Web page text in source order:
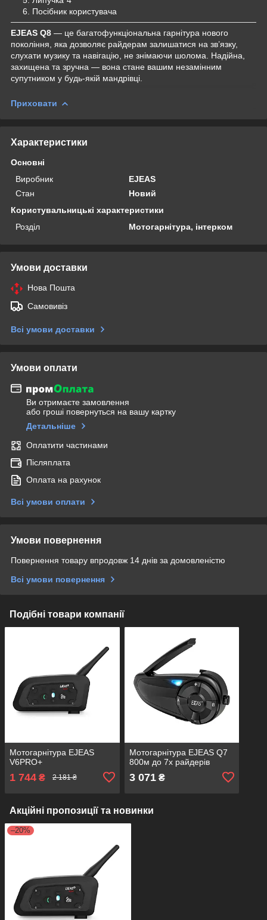
6. Посібник користувача
EJEAS Q8 — це багатофункціональна гарнітура нового
покоління, яка дозволяє райдерам залишатися на зв’язку,
слухати музику та навігацію, не знімаючи шолома. Надійна,
захищена та зручна — вона стане вашим незамінним
супутником у будь-якій мандрівці.
Приховати
Характеристики
Основні
Виробник
EJEAS
Стан
Новий
Користувальницькі характеристики
Розділ
Мотогарнітура, інтерком
Умови доставки
Нова Пошта
Самовивіз
Всі умови доставки
Умови оплати
Ви отримаєте замовлення
або гроші повернуться на вашу картку
Детальніше
Оплатити частинами
Післяплата
Оплата на рахунок
Всі умови оплати
Умови повернення
Повернення товару впродовж 14 днів за домовленістю
Всі умови повернення
Подібні товари компанії
Мотогарнітура EJEAS
V6PRO+
1 744 ₴ 2 181 ₴
Мотогарнітура EJEAS Q7
800м до 7х райдерів
3 071₴
Акційні пропозиції та новинки
–20%